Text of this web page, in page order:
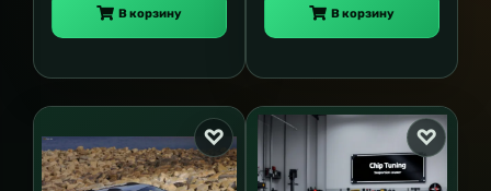
В корзину В корзину